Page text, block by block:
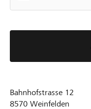
Bahnhofstrasse 12
8570 Weinfelden